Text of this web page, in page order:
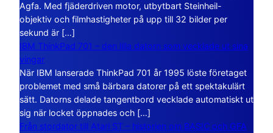
Agfa. Med fjäderdriven motor, utbytbart Steinheil-
objektiv och filmhastigheter på upp till 32 bilder per
sekund är […]
IBM ThinkPad 701 – den lilla datorn som vecklade ut sina
vingar
När IBM lanserade ThinkPad 701 år 1995 löste företaget
problemet med små bärbara datorer på ett spektakulärt
sätt. Datorns delade tangentbord vecklade automatiskt ut
sig när locket öppnades och […]
Från stordator till Atari ST – historien om BASIC och GFA